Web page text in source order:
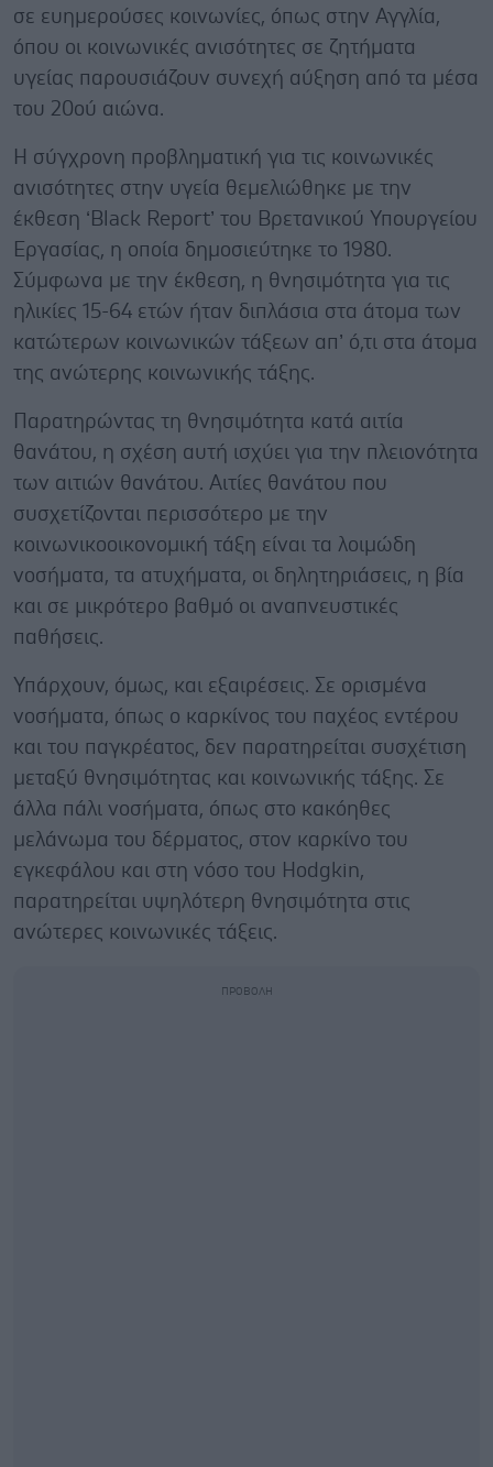
σε ευημερούσες κοινωνίες, όπως στην Αγγλία,
όπου οι κοινωνικές ανισότητες σε ζητήματα
υγείας παρουσιάζουν συνεχή αύξηση από τα μέσα
του 20ού αιώνα.
Η σύγχρονη προβληματική για τις κοινωνικές
ανισότητες στην υγεία θεμελιώθηκε με την
έκθεση ‘Black Report’ του Βρετανικού Υπουργείου
Εργασίας, η οποία δημοσιεύτηκε το 1980.
Σύμφωνα με την έκθεση, η θνησιμότητα για τις
ηλικίες 15-64 ετών ήταν διπλάσια στα άτομα των
κατώτερων κοινωνικών τάξεων απ’ ό,τι στα άτομα
της ανώτερης κοινωνικής τάξης.
Παρατηρώντας τη θνησιμότητα κατά αιτία
θανάτου, η σχέση αυτή ισχύει για την πλειονότητα
των αιτιών θανάτου. Αιτίες θανάτου που
συσχετίζονται περισσότερο με την
κοινωνικοοικονομική τάξη είναι τα λοιμώδη
νοσήματα, τα ατυχήματα, οι δηλητηριάσεις, η βία
και σε μικρότερο βαθμό οι αναπνευστικές
παθήσεις.
Υπάρχουν, όμως, και εξαιρέσεις. Σε ορισμένα
νοσήματα, όπως ο καρκίνος του παχέος εντέρου
και του παγκρέατος, δεν παρατηρείται συσχέτιση
μεταξύ θνησιμότητας και κοινωνικής τάξης. Σε
άλλα πάλι νοσήματα, όπως στο κακόηθες
μελάνωμα του δέρματος, στον καρκίνο του
εγκεφάλου και στη νόσο του Hodgkin,
παρατηρείται υψηλότερη θνησιμότητα στις
ανώτερες κοινωνικές τάξεις.